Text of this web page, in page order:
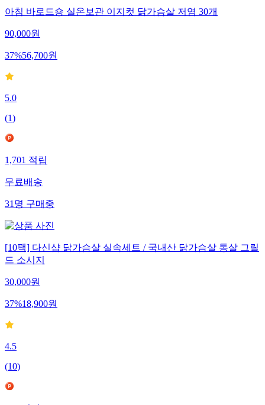
아침 바로드숑 실온보관 이지컷 닭가슴살 저염 30개
90,000원
37%56,700원
5.0
(1)
1,701적립
무료배송
31명구매중
[10팩] 다신샵 닭가슴살 실속세트 / 국내산 닭가슴살 통살 그릴
드 소시지
30,000원
37%18,900원
4.5
(10)